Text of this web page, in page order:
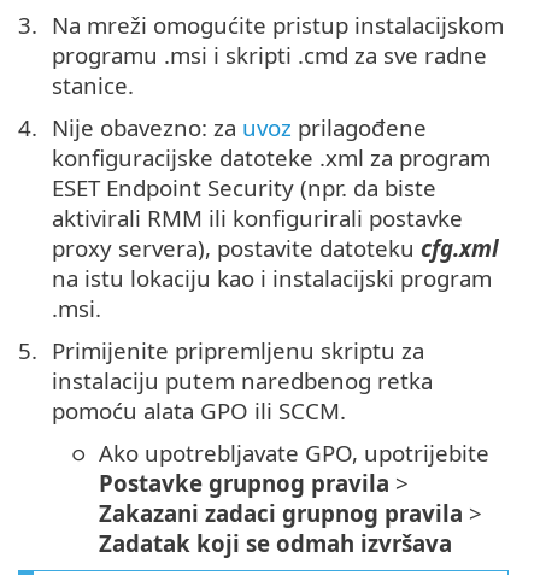
Na mreži omogućite pristup instalacijskom
programu .msi i skripti .cmd za sve radne
stanice.
Nije obavezno: za uvoz prilagođene
konfiguracijske datoteke .xml za program
ESET Endpoint Security (npr. da biste
aktivirali RMM ili konfigurirali postavke
proxy servera), postavite datoteku cfg.xml
na istu lokaciju kao i instalacijski program
.msi.
Primijenite pripremljenu skriptu za
instalaciju putem naredbenog retka
pomoću alata GPO ili SCCM.
Ako upotrebljavate GPO, upotrijebite
Postavke grupnog pravila >
Zakazani zadaci grupnog pravila >
Zadatak koji se odmah izvršava